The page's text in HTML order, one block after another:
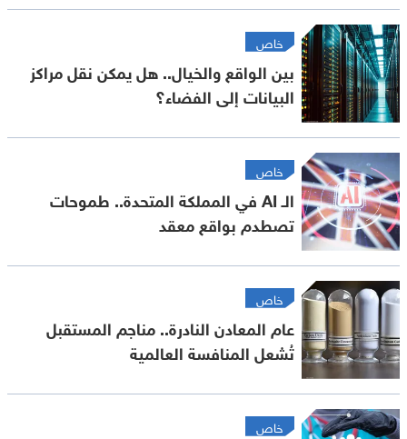
خاص
بين الواقع والخيال.. هل يمكن نقل مراكز
البيانات إلى الفضاء؟
خاص
الـ AI في المملكة المتحدة.. طموحات
تصطدم بواقع معقد
خاص
عام المعادن النادرة.. مناجم المستقبل
تُشعل المنافسة العالمية
خاص